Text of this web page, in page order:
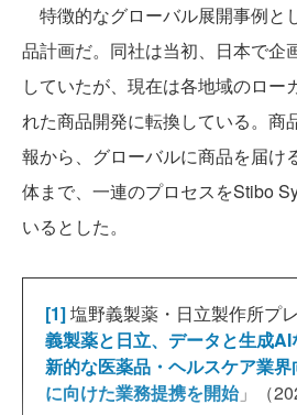
特徴的なグローバル展開事例と
品計画だ。同社は当初、日本で企
していたが、現在は各地域のロー
れた商品開発に転換している。商
報から、グローバルに商品を届け
体まで、一連のプロセスをStibo
いるとした。
[1]塩野義製薬・日立製作所プ
義製薬と日立、データと生成
新的な医薬品・ヘルスケア業
に向けた業務提携を開始」（